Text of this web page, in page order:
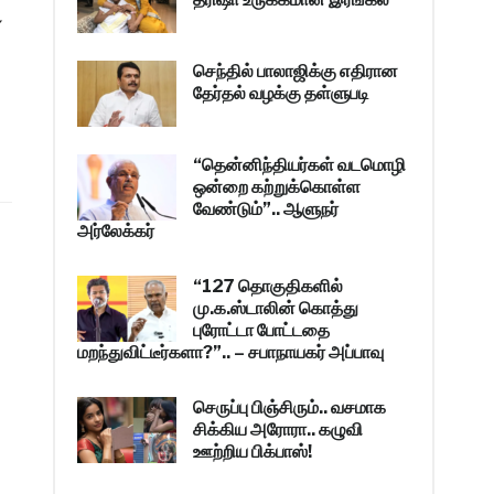
செந்தில் பாலாஜிக்கு எதிரான
தேர்தல் வழக்கு தள்ளுபடி
“தென்னிந்தியர்கள் வடமொழி
ஒன்றை கற்றுக்கொள்ள
வேண்டும்”.. ஆளுநர்
அர்லேக்கர்
“127 தொகுதிகளில்
மு.க.ஸ்டாலின் கொத்து
புரோட்டா போட்டதை
மறந்துவிட்டீர்களா?”.. – சபாநாயகர் அப்பாவு
செருப்பு பிஞ்சிரும்.. வசமாக
சிக்கிய அரோரா.. கழுவி
ஊற்றிய பிக்பாஸ்!